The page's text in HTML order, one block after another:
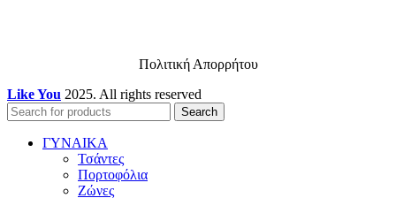
Πολιτική Απορρήτου
Like You 2025. All rights reserved
Search
ΓΥΝΑΙΚΑ
Τσάντες
Πορτοφόλια
Ζώνες